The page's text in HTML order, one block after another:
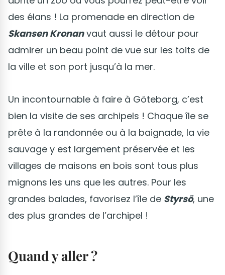
des élans ! La promenade en direction de
Skansen Kronanvaut aussi le détour pour
admirer un beau point de vue sur les toits de
la ville et son port jusqu’à la mer.
Un incontournable à faire à Göteborg, c’est
bien la visite de ses archipels ! Chaque île se
prête à la randonnée ou à la baignade, la vie
sauvage y est largement préservée et les
villages de maisons en bois sont tous plus
mignons les uns que les autres. Pour les
grandes balades, favorisez l’île de Styrsö, une
des plus grandes de l’archipel !
Quand y aller ?